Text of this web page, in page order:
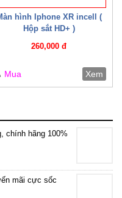
hình Iphone XR incell (
Hộp sắt HD+ )
260,000 đ
Mua Xem
chính hãng 100%
mãi cực sốc